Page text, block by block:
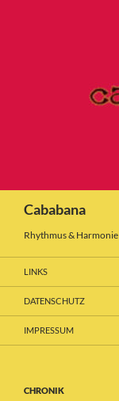
Cababana
Rhythmus & Harmonie
LINKS
DATENSCHUTZ
IMPRESSUM
CHRONIK